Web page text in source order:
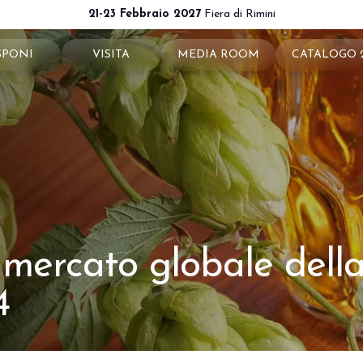
21-23 Febbraio 2027 Fiera di Rimini
il tuo stand
riservata
VISITA
Perché visitare
Ticket e info
Come arrivare
Rimini - hotel e informazioni
MEDIA ROOM
News e comunicati
Info e contatti
Per accreditarsi
Servizi per i Media
Download loghi e immagini
CATALOGO
globale